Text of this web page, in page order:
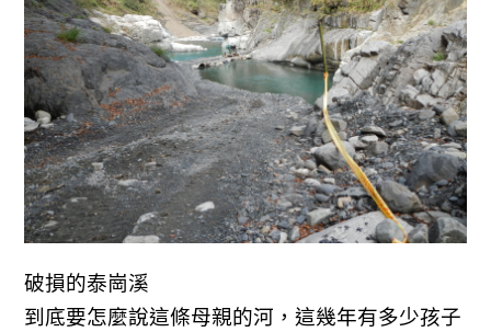
破損的泰崗溪
到底要怎麼說這條母親的河，這幾年有多少孩子